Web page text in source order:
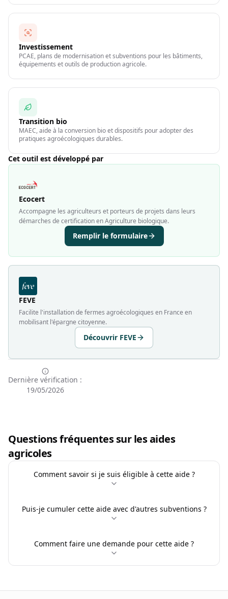
Investissement
PCAE, plans de modernisation et subventions pour les bâtiments,
équipements et outils de production agricole.
Transition bio
MAEC, aide à la conversion bio et dispositifs pour adopter des
pratiques agroécologiques durables.
Cet outil est développé par
Ecocert
Accompagne les agriculteurs et porteurs de projets dans leurs
démarches de certification en Agriculture biologique.
Remplir le formulaire
FEVE
Facilite l'installation de fermes agroécologiques en France en
mobilisant l'épargne citoyenne.
Découvrir FEVE
Dernière vérification :
19/05/2026
Questions fréquentes sur les aides
agricoles
Comment savoir si je suis éligible à cette aide ?
Puis-je cumuler cette aide avec d'autres subventions ?
Comment faire une demande pour cette aide ?